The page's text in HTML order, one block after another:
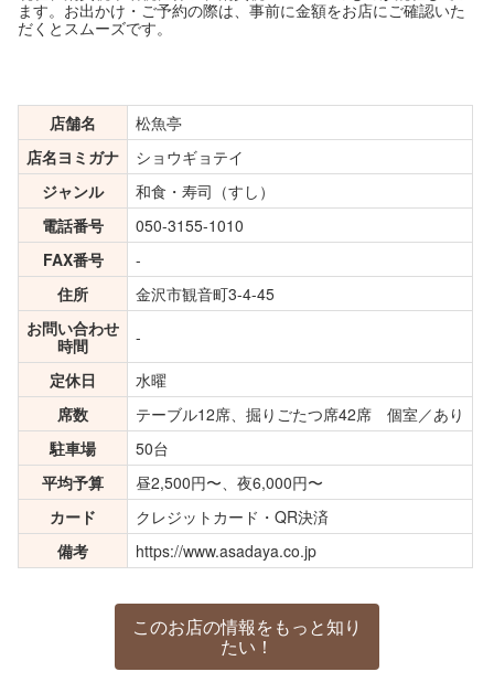
ます。お出かけ・ご予約の際は、事前に金額をお店にご確認いた
だくとスムーズです。
店舗名
松魚亭
店名ヨミガナ
ショウギョテイ
ジャンル
和食・寿司（すし）
電話番号
050-3155-1010
FAX番号
-
住所
金沢市観音町3-4-45
お問い合わせ
時間
-
定休日
水曜
席数
テーブル12席、掘りごたつ席42席 個室／あり
駐車場
50台
平均予算
昼2,500円〜、夜6,000円〜
カード
クレジットカード・QR決済
備考
https://www.asadaya.co.jp
このお店の情報をもっと知り
たい！